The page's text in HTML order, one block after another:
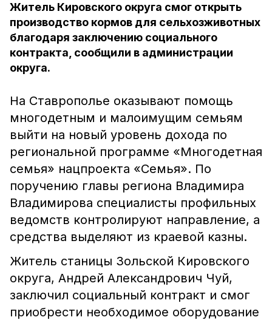
Житель Кировского округа смог открыть
производство кормов для сельхозживотных
благодаря заключению социального
контракта, сообщили в администрации
округа.
На Ставрополье оказывают помощь
многодетным и малоимущим семьям
выйти на новый уровень дохода по
региональной программе «Многодетная
семья» нацпроекта «Семья». По
поручению главы региона Владимира
Владимирова специалисты профильных
ведомств контролируют направление, а
средства выделяют из краевой казны.
Житель станицы Зольской Кировского
округа, Андрей Александрович Чуй,
заключил социальный контракт и смог
приобрести необходимое оборудование